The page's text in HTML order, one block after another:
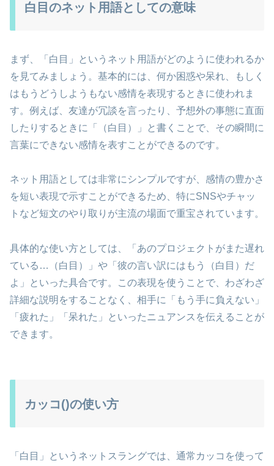
白目のネット用語としての意味
まず、「白目」というネット用語がどのように使われるか
を見てみましょう。基本的には、何か困惑や呆れ、もしく
はもうどうしようもない感情を表現するときに使われま
す。例えば、友達が冗談を言ったり、予想外の事態に直面
したりするときに「（白目）」と書くことで、その瞬間に
言葉にできない感情を表すことができるのです。
ネット用語としては非常にシンプルですが、感情の豊かさ
を短い表現で示すことができるため、特にSNSやチャッ
トなど短文のやり取りが主流の場面で重宝されています。
具体的な使い方としては、「あのプロジェクトがまた遅れ
ている…（白目）」や「彼の言い訳にはもう（白目）だ
よ」といった具合です。この表現を使うことで、わざわざ
詳細な説明をすることなく、相手に「もう手に負えない」
「疲れた」「呆れた」といったニュアンスを伝えることが
できます。
カッコ()の使い方
「白目」というネットスラングでは、通常カッコを使って